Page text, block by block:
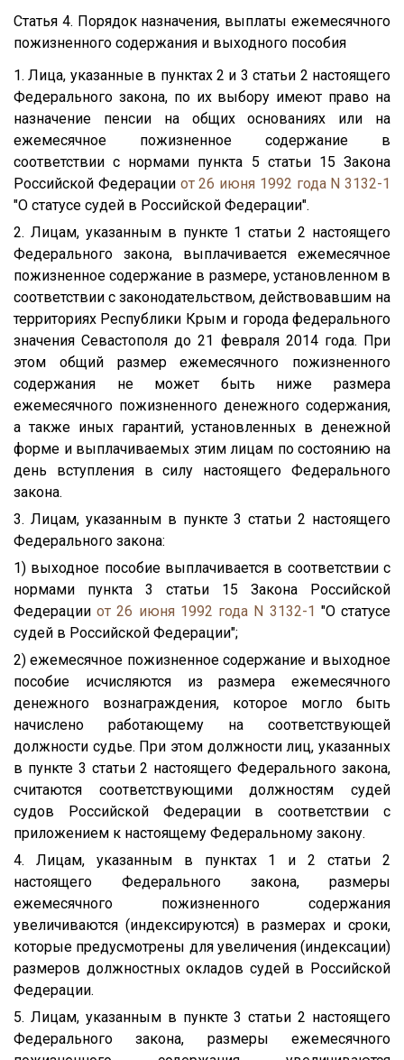
Статья 4. Порядок назначения, выплаты ежемесячного
пожизненного содержания и выходного пособия
1. Лица, указанные в пунктах 2 и 3 статьи 2 настоящего
Федерального закона, по их выбору имеют право на
назначение пенсии на общих основаниях или на
ежемесячное пожизненное содержание в
соответствии с нормами пункта 5 статьи 15 Закона
Российской Федерации от 26 июня 1992 года N 3132-1
"О статусе судей в Российской Федерации".
2. Лицам, указанным в пункте 1 статьи 2 настоящего
Федерального закона, выплачивается ежемесячное
пожизненное содержание в размере, установленном в
соответствии с законодательством, действовавшим на
территориях Республики Крым и города федерального
значения Севастополя до 21 февраля 2014 года. При
этом общий размер ежемесячного пожизненного
содержания не может быть ниже размера
ежемесячного пожизненного денежного содержания,
а также иных гарантий, установленных в денежной
форме и выплачиваемых этим лицам по состоянию на
день вступления в силу настоящего Федерального
закона.
3. Лицам, указанным в пункте 3 статьи 2 настоящего
Федерального закона:
1) выходное пособие выплачивается в соответствии с
нормами пункта 3 статьи 15 Закона Российской
Федерацииот 26 июня 1992 года N 3132-1 "О статусе
судей в Российской Федерации";
2) ежемесячное пожизненное содержание и выходное
пособие исчисляются из размера ежемесячного
денежного вознаграждения, которое могло быть
начислено работающему на соответствующей
должности судье. При этом должности лиц, указанных
в пункте 3 статьи 2 настоящего Федерального закона,
считаются соответствующими должностям судей
судов Российской Федерации в соответствии с
приложением к настоящему Федеральному закону.
4. Лицам, указанным в пунктах 1 и 2 статьи 2
настоящего Федерального закона, размеры
ежемесячного пожизненного содержания
увеличиваются (индексируются) в размерах и сроки,
которые предусмотрены для увеличения (индексации)
размеров должностных окладов судей в Российской
Федерации.
5. Лицам, указанным в пункте 3 статьи 2 настоящего
Федерального закона, размеры ежемесячного